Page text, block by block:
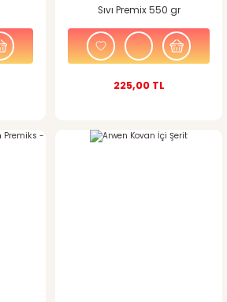
Sıvı Premix 550 gr
225,00 TL